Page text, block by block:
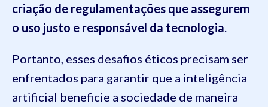
criação de regulamentações que assegurem
o uso justo e responsável da tecnologia
Portanto, esses desafios éticos precisam ser
enfrentados para garantir que a inteligência
artificial beneficie a sociedade de maneira